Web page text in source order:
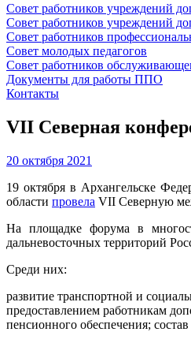
Совет работников учреждений
Совет работников учреждений
Совет работников
Совет молодых педагогов
Совет работников
Документы для работы ППО
Контакты
VII Северная
20 октября 2021
19 октября в Архангельске
области провела VII Северную
На площадке форума в
дальневосточных территорий
Среди них:
развитие транспортной и
предоставлением работникам
пенсионного обеспечения;